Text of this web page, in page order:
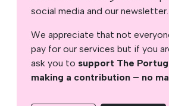
social media and our newsletter.
We appreciate that not
pay for our services but if you
ask you to support The
making a contribution – no